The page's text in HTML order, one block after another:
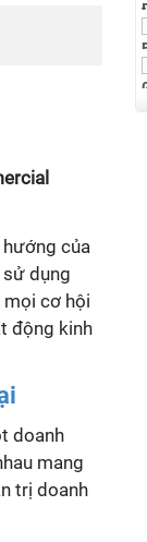
của
sử dụng
mọi cơ hội
động kinh
doanh
mang
trị doanh